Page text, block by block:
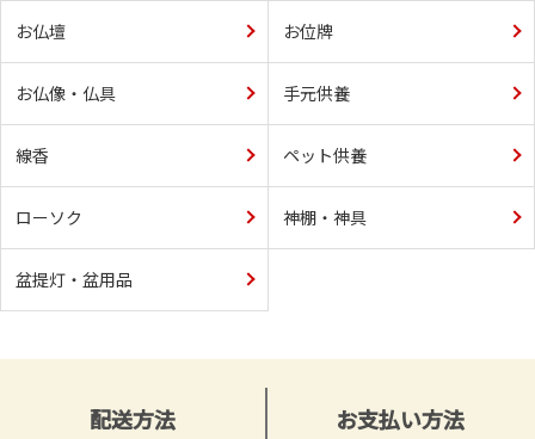
お仏壇 お位牌
お仏像・仏具 手元供養
線香 ペット供養
ローソク 神棚・神具
盆提灯・盆用品
配送方法 お支払い方法